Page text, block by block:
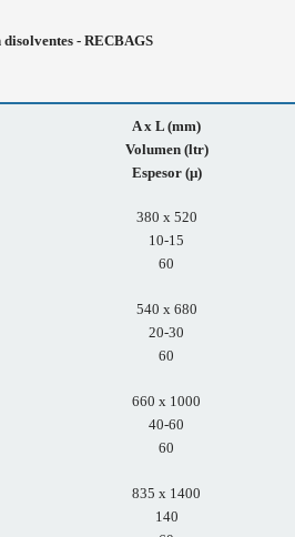
- RECBAGS
A x L (mm)
Volumen (ltr)
Espesor (µ)
380 x 520
10-15
60
540 x 680
20-30
60
660 x 1000
40-60
60
835 x 1400
140